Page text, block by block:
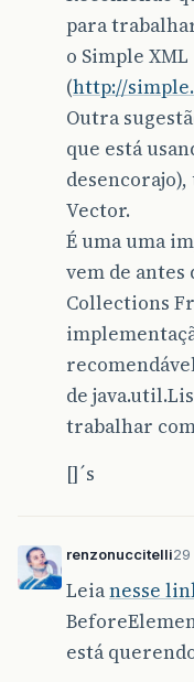
para
o Simple XML
(http://
Outra
que está
desencorajo),
Vector.
É uma uma
vem de antes
Collections
de
trabalhar
[]´s
renzonuccitelli29
Leianesse
está